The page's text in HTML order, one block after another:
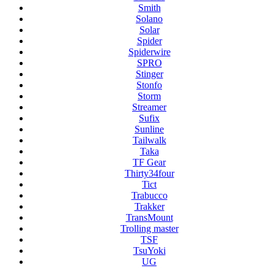
Smith
Solano
Solar
Spider
Spiderwire
SPRO
Stinger
Stonfo
Storm
Streamer
Sufix
Sunline
Tailwalk
Taka
TF Gear
Thirty34four
Tict
Trabucco
Trakker
TransMount
Trolling master
TSF
TsuYoki
UG